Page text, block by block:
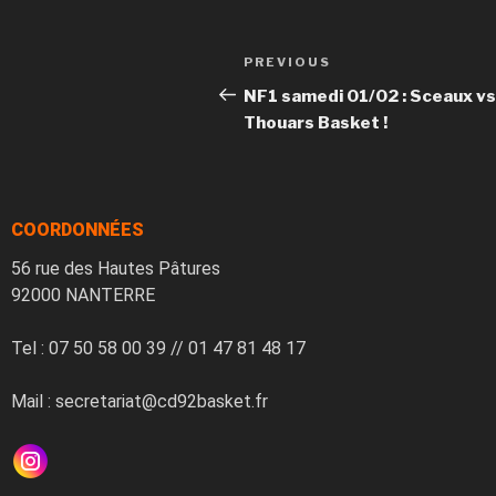
n
o
w
)
i
d
o
w
)
PREVIOUS
NF1 samedi 01/02 : Sceaux vs
Thouars Basket !
COORDONNÉES
56 rue des Hautes Pâtures
92000 NANTERRE
Tel : 07 50 58 00 39 // 01 47 81 48 17
Mail : secretariat@cd92basket.fr